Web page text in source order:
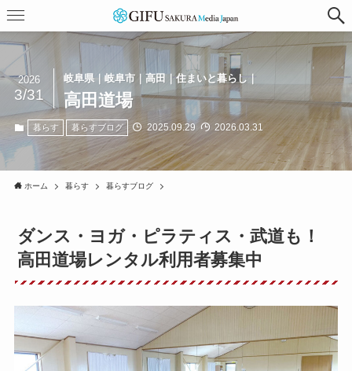
岐阜県｜岐阜市｜高田｜住まいと暮らし｜
高田道場
2026
3/31
暮らす 暮らすブログ 2025.09.29 2026.03.31
ホーム 暮らす 暮らすブログ
ダンス・ヨガ・ピラティス・武道も！
高田道場レンタル利用者募集中